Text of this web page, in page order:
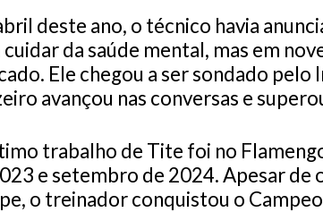
deste ano, o técnico havia
cuidar da saúde mental, mas em
Ele chegou a ser sondado
avançou nas conversas e
trabalho de Tite foi no
e setembro de 2024. Apesar de
o treinador conquistou o